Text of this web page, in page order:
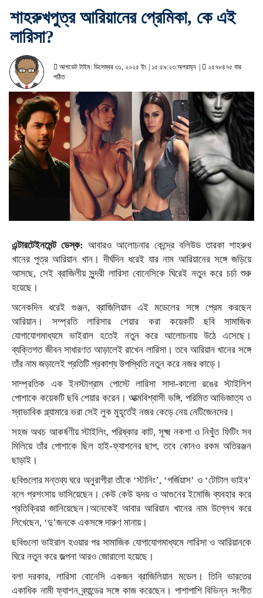
শাহরুখপুত্র আরিয়ানের প্রেমিকা, কে এই
লারিসা?
আপডেট টাইম: ডিসেম্বর ৩১, ২০২৫ ইং | ১৫:৫৯:২৩:অপরাহ্ন |
২৫৭৮৪৭৫ বার
পঠিত
এন্টারটেইনমেন্ট ডেস্ক: আবারও আলোচনার কেন্দ্রে বলিউড তারকা শাহরুখ
খানের পুত্র আরিয়ান খান। দীর্ঘদিন ধরেই যার নাম আরিয়ানের সঙ্গে জড়িয়ে
আসছে, সেই ব্রাজিলীয় সুন্দরী লারিসা বোনেসিকে ঘিরেই নতুন করে চর্চা শুরু
হয়েছে।
অনেকদিন ধরেই গুঞ্জন, ব্রাজিলিয়ান এই মডেলের সঙ্গে প্রেম করছেন
আরিয়ান। সম্প্রতি লারিসার শেয়ার করা কয়েকটি ছবি সামাজিক
যোগাযোগমাধ্যমে ভাইরাল হতেই নতুন করে আলোচনায় উঠে এসেছে।
ব্যক্তিগত জীবন সাধারণত আড়ালেই রাখেন লারিসা। তবে আরিয়ান খানের সঙ্গে
তাঁর নাম জড়ালেই প্রতিটি প্রকাশ্য উপস্থিতি নতুন করে নজর কাড়ে।
সাম্প্রতিক এক ইনস্টাগ্রাম পোস্টে লারিসা সাদা-কালো রঙের স্টাইলিশ
পোশাকে কয়েকটি ছবি শেয়ার করেন। আত্মবিশ্বাসী ভঙ্গি, পরিমিত আভিজাত্য ও
স্বাভাবিক গ্ল্যামারে ভরা সেই লুক মুহূর্তেই নজর কেড়ে নেয় নেটিজেনদের।
সহজ অথচ আকর্ষণীয় স্টাইলিং, পরিষ্কার কাট, সূক্ষ্ম নকশা ও নিখুঁত ফিটিং সব
মিলিয়ে তাঁর পোশাকে ছিল হাই-ফ্যাশনের ছাপ, তবে কোনও রকম অতিরঞ্জন
ছাড়াই।
ছবিগুলোর মন্তব্য ঘরে অনুরাগীরা তাঁকে ‘স্টানিং’, ‘গর্জিয়াস’ ও ‘টোটাল ভাইব’
বলে প্রশংসায় ভাসিয়েছেন। কেউ কেউ হৃদয় ও আগুনের ইমোজি ব্যবহার করে
প্রতিক্রিয়া জানিয়েছেন।অনেকেই আবার আরিয়ান খানের নাম উল্লেখ করে
লিখেছেন, ‘দু’জনকে একসঙ্গে দারুণ মানায়।
ছবিগুলো ভাইরাল হওয়ার পর সামাজিক যোগাযোগমাধ্যমে লারিসা ও আরিয়ানকে
ঘিরে নতুন করে জল্পনা আরও জোরালো হয়েছে।
বলা দরকার, লারিসা বোনেসি একজন ব্রাজিলিয়ান মডেল। তিনি ভারতের
একাধিক নামী ফ্যাশন ব্র্যান্ডের সঙ্গে কাজ করেছেন। পাশাপাশি বিভিন্ন সংগীত